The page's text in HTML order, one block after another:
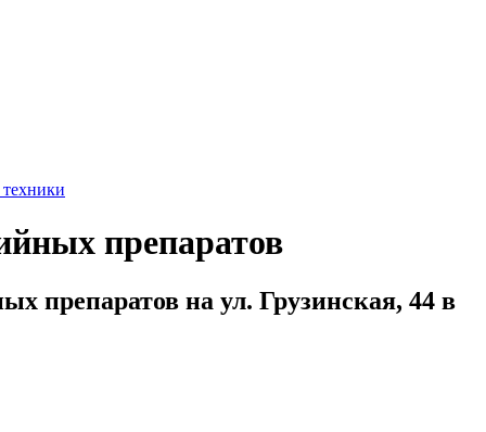
препаратов
препаратов на ул. Грузинская, 44 в